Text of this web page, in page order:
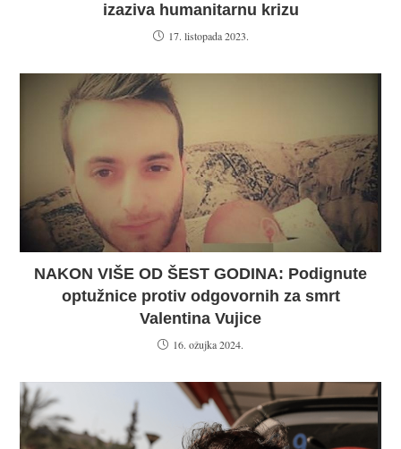
izaziva humanitarnu krizu
17. listopada 2023.
NAKON VIŠE OD ŠEST GODINA: Podignute
optužnice protiv odgovornih za smrt
Valentina Vujice
16. ožujka 2024.